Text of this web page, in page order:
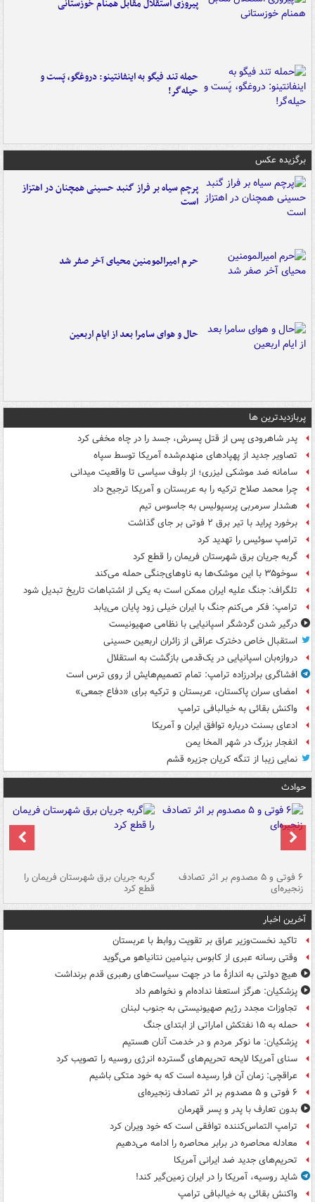
پیروزی استقلال مقابل همنام خوزستانی
حمله تند فیگو به اینفانتینو: دروغگو، پَست‌ و
حیله‌گر!
برگزیده عکس
پرچم سیاه بر فراز گنبد حسینی همچنان در اهتزاز
است
حرم امیرالمومنین محیای آخر صفر شد
حال و هوای سامرا بعد از ایام اربعین
پربازدیدترین ها
پدر شاهرودی پس از قتل پسرش، جسد را در چاه مخفی کرد
تصاویر جدید از پهپادهای منهدم‌شده آمریکا توسط سپاه
سامانه ضد موشکی لیزری؛ از بلوف سیاسی تا واقعیت میدانی
چرا محمد صلاح ترکیه را به عربستان و آمریکا ترجیح داد
هشدار سرمربی پرسپولیس به جاسوس تیم
برخورد پراید با تیر برق ۲ فوتی بر جای گذاشت
ترامپ سوئیس را تهدید کرد
گربه جریان برق شهرستان فریمان را قطع کرد
سوخو۳۵ با این موشک‌ها به ناوهای‌جنگی حمله می‌کند
تلگراف: جنگ علیه ایران ممکن است به یکی از اشتباهات تاریخ تبدیل شود
ترامپ: فکر می‌کنم جنگ با ایران خیلی زود پایان می‌یابد
درگیر شدن گردشگر اسپانیایی با نظامی صهیونیست
استقبال خاص دخترک عراقی از زائران اربعین حسینی
دروازه‌بان اسپانیایی در یک‌قدمی بازگشت به استقلال
افشاگری برادرزاده ترامپ: تمام تصمیم‌هایش از روی ترس است
امضای سران پاکستان، عربستان و ترکیه برای «دفاع جمعی»
واکنش بقائی به خیالبافی ترامپ
ادعای بسنت درباره توافق ایران و آمریکا
انفجار بزرگ در شهر المخا یمن
نمایی زیبا از تنگه کریان جزیره قشم
حوادث
۶ فوتی و ۵ مصدوم بر اثر تصادف
زنجیره‌ای
گربه جریان برق شهرستان فریمان را
قطع کرد
آخرین اخبار
تاکید نخست‌وزیر عراق بر تقویت روابط با عربستان
وقتی رسانه عبری از کابوس بنیامین نتانیاهو می‌گوید
هیچ دولتی به اندازۀ ما در جهت سیاست‌های رهبری قدم برنداشت
پزشکیان: هرگز استعفا نداده‌ام و نخواهم داد
تجاوزات مجدد رژیم صهیونیستی به جنوب لبنان
حمله به ۱۵ نفتکش‌ اماراتی از ابتدای جنگ
پزشکیان: ما نوکر مردم و در خدمت آنان هستیم
سنای آمریکا لایحه تحریم‌های گسترده انرژی روسیه را تصویب کرد
عراقچی: زمان آن فرا رسیده است که به خود متکی باشیم
۶ فوتی و ۵ مصدوم بر اثر تصادف زنجیره‌ای
بدون تعارف با پدر و پسر قهرمان
ترامپ التماس‌کننده توافقی است که خود ویران کرد
معادله محاصره در برابر محاصره را ادامه می‌دهیم
تحریم‌های جدید ضد ایرانی آمریکا
شاید روسیه، آمریکا را در ایران زمین‌گیر کند!
واکنش بقائی به خیالبافی ترامپ